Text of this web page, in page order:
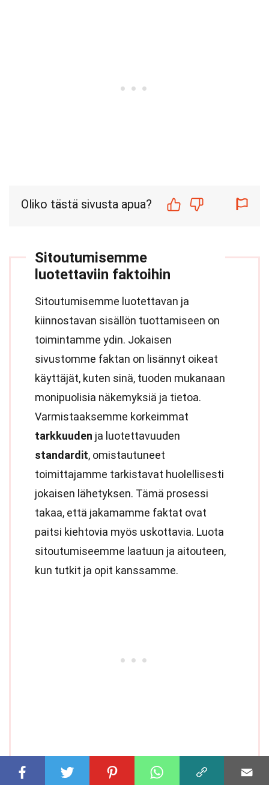
Oliko tästä sivusta apua?
Sitoutumisemme
luotettaviin faktoihin
Sitoutumisemme luotettavan ja
kiinnostavan sisällön tuottamiseen on
toimintamme ydin. Jokaisen
sivustomme faktan on lisännyt oikeat
käyttäjät, kuten sinä, tuoden mukanaan
monipuolisia näkemyksiä ja tietoa.
Varmistaaksemme korkeimmat
tarkkuuden ja luotettavuuden
standardit, omistautuneet
toimittajamme tarkistavat huolellisesti
jokaisen lähetyksen. Tämä prosessi
takaa, että jakamamme faktat ovat
paitsi kiehtovia myös uskottavia. Luota
sitoutumiseemme laatuun ja aitouteen,
kun tutkit ja opit kanssamme.